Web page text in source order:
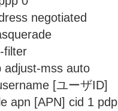
negotiated
filter
adjust-mss auto
[ユーザID]
apn [APN] cid 1